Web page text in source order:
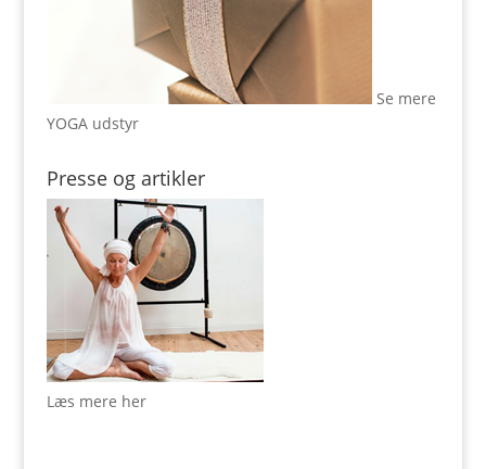
Se mere
YOGA udstyr
Presse og artikler
Læs mere her